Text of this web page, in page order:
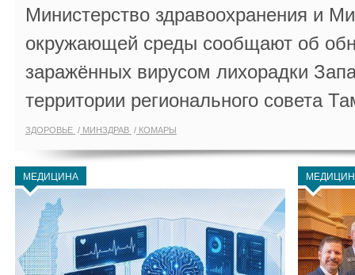
Министерство здравоохранения и
окружающей среды сообщают об
заражённых вирусом лихорадки
территории регионального совета
ЗДОРОВЬЕ МИНЗДРАВ КОМАРЫ
МЕДИЦИНА